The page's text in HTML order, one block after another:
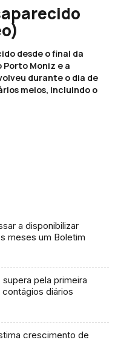
desde o final da
Moniz e a
durante o dia de
meios, incluindo o
a disponibilizar
meses um Boletim
supera pela primeira
diários
crescimento de